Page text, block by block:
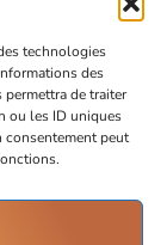
technologies
des
de traiter
ou les ID uniques
consentement peut
confidentialité